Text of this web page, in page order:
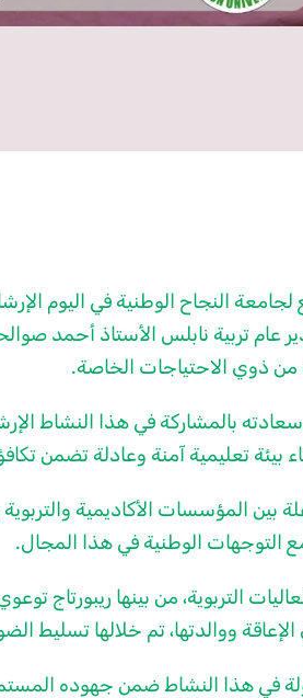
لجامعة النجاح الوطنية في اليوم
تربية نابلس الأستاذ أحمد
من ذوي الاحتياجات الخاصة.
بالمشاركة في هذا النشاط
بيئة تعليمية آمنة وعادلة تضمن
بين المؤسسات الأكاديمية
التوجهات الوطنية في هذا المجال.
التربوية، من بينها ريبورتاج
ووالدتها، تم خلالها تسليط
في هذا النشاط ضمن جهوده